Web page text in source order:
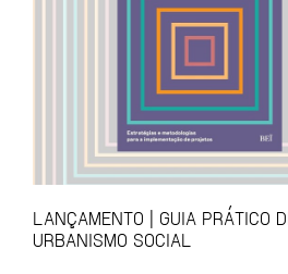
LANÇAMENTO | GUIA PRÁTICO
URBANISMO SOCIAL